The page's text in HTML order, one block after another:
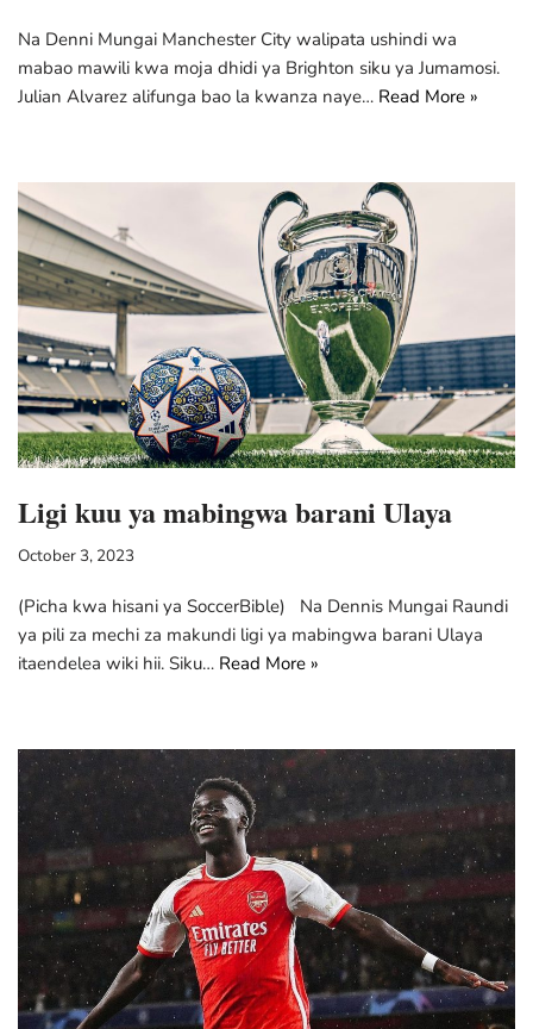
Na Denni Mungai Manchester City walipata ushindi wa
mabao mawili kwa moja dhidi ya Brighton siku ya Jumamosi.
Julian Alvarez alifunga bao la kwanza naye… Read More »
Ligi kuu ya mabingwa barani Ulaya
October 3, 2023
(Picha kwa hisani ya SoccerBible) Na Dennis Mungai Raundi
ya pili za mechi za makundi ligi ya mabingwa barani Ulaya
itaendelea wiki hii. Siku… Read More »